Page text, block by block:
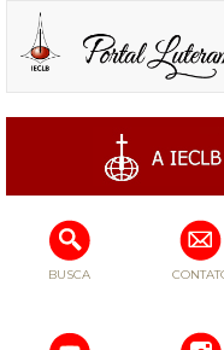
BUSCA